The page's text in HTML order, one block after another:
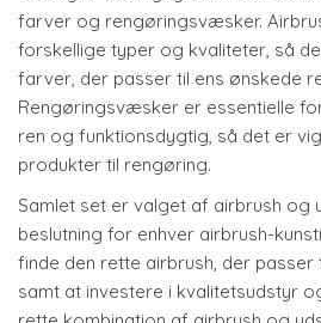
farver og rengøringsvæsker.
forskellige typer og kvaliteter, så
farver, der passer til ens ønskede
Rengøringsvæsker er essentielle
ren og funktionsdygtig, så det er
produkter til rengøring.
Samlet set er valget af airbrush og
beslutning for enhver airbrush-
finde den rette airbrush, der passer
samt at investere i kvalitetsudstyr